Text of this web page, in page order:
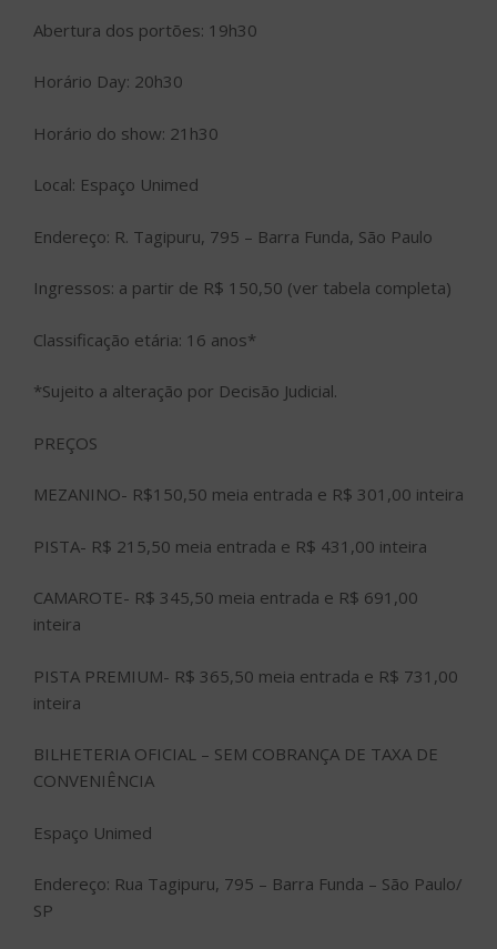
Abertura dos portões: 19h30
Horário Day: 20h30
Horário do show: 21h30
Local: Espaço Unimed
Endereço: R. Tagipuru, 795 – Barra Funda, São Paulo
Ingressos: a partir de R$ 150,50 (ver tabela completa)
Classificação etária: 16 anos*
*Sujeito a alteração por Decisão Judicial.
PREÇOS
MEZANINO- R$150,50 meia entrada e R$ 301,00 inteira
PISTA- R$ 215,50 meia entrada e R$ 431,00 inteira
CAMAROTE- R$ 345,50 meia entrada e R$ 691,00
inteira
PISTA PREMIUM- R$ 365,50 meia entrada e R$ 731,00
inteira
BILHETERIA OFICIAL – SEM COBRANÇA DE TAXA DE
CONVENIÊNCIA
Espaço Unimed
Endereço: Rua Tagipuru, 795 – Barra Funda – São Paulo/
SP